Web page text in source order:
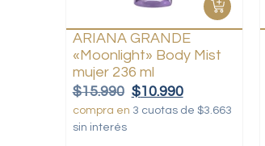
ARIANA GRANDE
«Moonlight» Body Mist
mujer 236 ml
$15.990 $10.990
compra en 3 cuotas de $3.663
sin interés